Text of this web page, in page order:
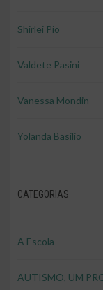
Shirlei Pio
Valdete Pasini
Vanessa Mondin
Yolanda Basilio
CATEGORIAS
A Escola
AUTISMO, UM